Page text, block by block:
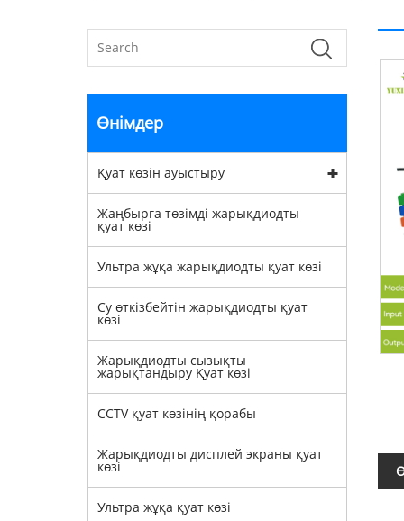
Өнімдер
Қуат көзін ауыстыру
Жаңбырға төзімді жарықдиодты
қуат көзі
Ультра жұқа жарықдиодты қуат көзі
Су өткізбейтін жарықдиодты қуат
көзі
Жарықдиодты сызықты
жарықтандыру Қуат көзі
CCTV қуат көзінің қорабы
Жарықдиодты дисплей экраны қуат
көзі
Ультра жұқа қуат көзі